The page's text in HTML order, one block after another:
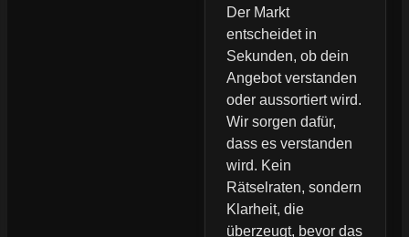
Der Markt
entscheidet in
Sekunden, ob dein
Angebot verstanden
oder aussortiert wird.
Wir sorgen dafür,
dass es verstanden
wird. Kein
Rätselraten, sondern
Klarheit, die
überzeugt, bevor das